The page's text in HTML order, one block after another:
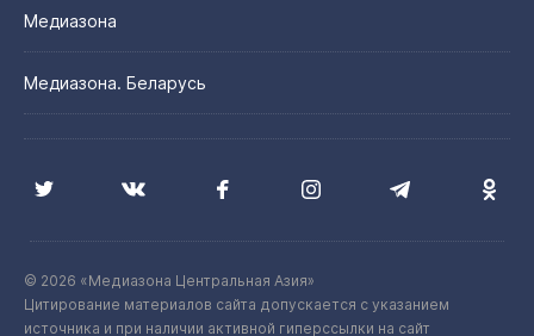
Медиазона
Медиазона. Беларусь
© 2026 «Медиазона Центральная Азия»
Цитирование материалов сайта допускается с указанием
источника и при наличии активной гиперссылки на сайт